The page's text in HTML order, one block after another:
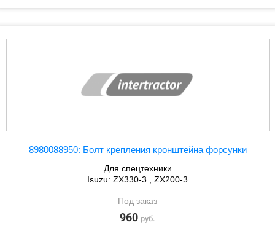
8980088950: Болт крепления кронштейна форсунки
Для спецтехники
Isuzu: ZX330-3 , ZX200-3
Под заказ
960 руб.